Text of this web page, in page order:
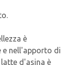
è
e nell'apporto di
latte d'asina è